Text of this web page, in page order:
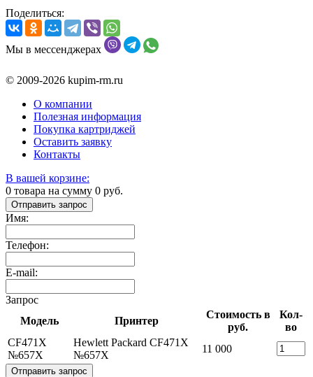
Поделиться:
Мы в мессенджерах
© 2009-2026 kupim-rm.ru
О компании
Полезная информация
Покупка картриджей
Оставить заявку
Контакты
В вашей корзине:
0 товара на сумму 0 руб.
Отправить запрос
Имя:
Телефон:
E-mail:
Запрос
Модель
Принтер
Стоимость в
руб.
Кол-
во
CF471X
№657X
Hewlett Packard CF471X
№657X
11 000
Отправить запрос